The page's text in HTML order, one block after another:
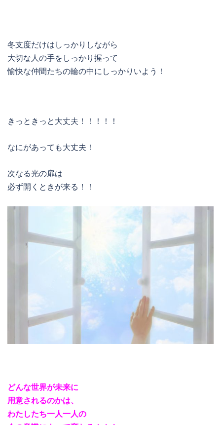
冬支度だけはしっかりしながら
大切な人の手をしっかり握って
愉快な仲間たちの輪の中にしっかりいよう！
きっときっと大丈夫！！！！！
なにがあっても大丈夫！
次なる光の扉は
必ず開くときが来る！！
どんな世界が未来に
用意されるのかは、
わたしたち一人一人の